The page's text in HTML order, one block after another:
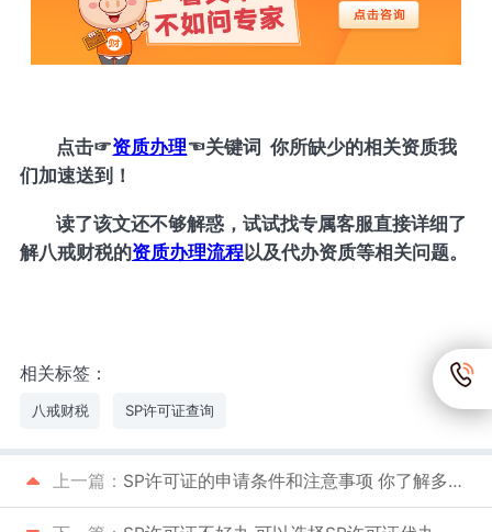
点击☞资质办理☜关键词 你所缺少的相关资质我
们加速送到！
读了该文还不够解惑，试试找专属客服直接详细了
解八戒财税的资质办理流程以及代办资质等相关问题。
相关标签：
八戒财税 SP许可证查询
上一篇： SP许可证的申请条件和注意事项 你了解多少呢